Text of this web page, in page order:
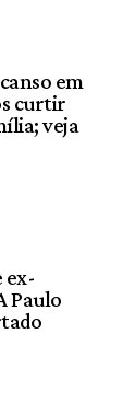
em
curtir
veja
ex-
Paulo